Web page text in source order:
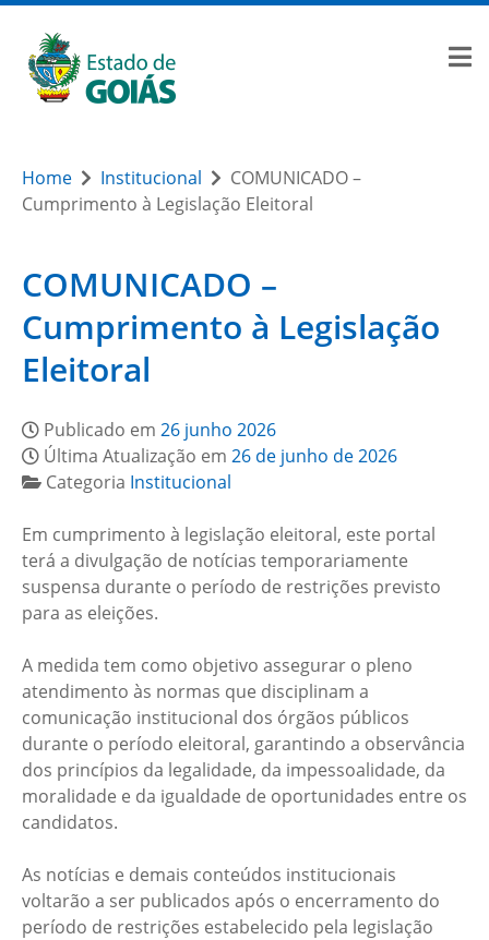
Home Institucional
COMUNICADO –
Cumprimento à Legislação Eleitoral
COMUNICADO –
Cumprimento à Legislação
Eleitoral
Publicado em 26 junho 2026
Última Atualização em 26 de junho de 2026
Categoria Institucional
Em cumprimento à legislação eleitoral, este portal
terá a divulgação de notícias temporariamente
suspensa durante o período de restrições previsto
para as eleições.
A medida tem como objetivo assegurar o pleno
atendimento às normas que disciplinam a
comunicação institucional dos órgãos públicos
durante o período eleitoral, garantindo a observância
dos princípios da legalidade, da impessoalidade, da
moralidade e da igualdade de oportunidades entre os
candidatos.
As notícias e demais conteúdos institucionais
voltarão a ser publicados após o encerramento do
período de restrições estabelecido pela legislação